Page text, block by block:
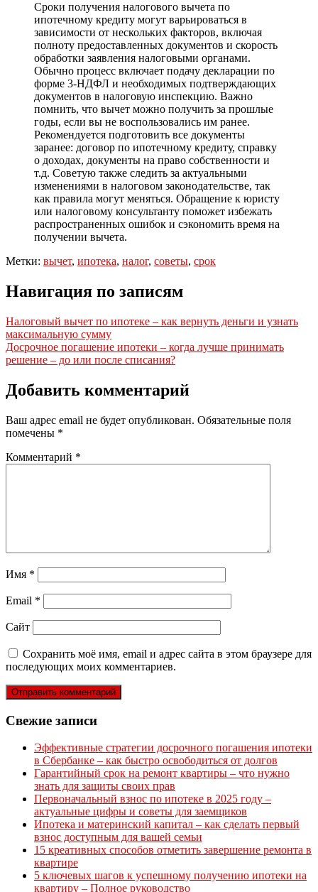
Сроки получения налогового вычета по
ипотечному кредиту могут варьироваться в
зависимости от нескольких факторов, включая
полноту предоставленных документов и скорость
обработки заявления налоговыми органами.
Обычно процесс включает подачу декларации по
форме 3-НДФЛ и необходимых подтверждающих
документов в налоговую инспекцию. Важно
помнить, что вычет можно получить за прошлые
годы, если вы не воспользовались им ранее.
Рекомендуется подготовить все документы
заранее: договор по ипотечному кредиту, справку
о доходах, документы на право собственности и
т.д. Советую также следить за актуальными
изменениями в налоговом законодательстве, так
как правила могут меняться. Обращение к юристу
или налоговому консультанту поможет избежать
распространенных ошибок и сэкономить время на
получении вычета.
Метки: вычет, ипотека, налог, советы, срок
Навигация по записям
Налоговый вычет по ипотеке – как вернуть деньги и узнать
максимальную сумму
Досрочное погашение ипотеки – когда лучше принимать
решение – до или после списания?
Добавить комментарий
Ваш адрес email не будет опубликован. Обязательные поля
помечены *
Комментарий *
Имя *
Email *
Сайт
Сохранить моё имя, email и адрес сайта в этом браузере для
последующих моих комментариев.
Свежие записи
Эффективные стратегии досрочного погашения ипотеки
в Сбербанке – как быстро освободиться от долгов
Гарантийный срок на ремонт квартиры – что нужно
знать для защиты своих прав
Первоначальный взнос по ипотеке в 2025 году –
актуальные цифры и советы для заемщиков
Ипотека и материнский капитал – как сделать первый
взнос доступным для вашей семьи
15 креативных способов отметить завершение ремонта в
квартире
5 ключевых шагов к успешному получению ипотеки на
квартиру – Полное руководство